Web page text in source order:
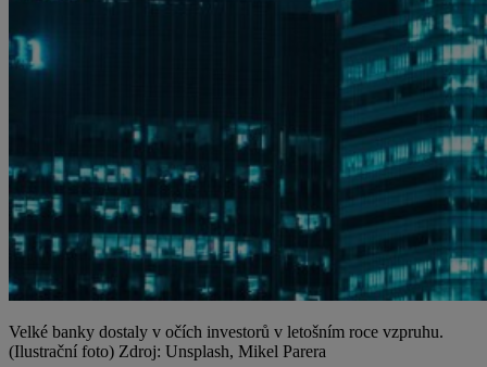
Velké banky dostaly v očích investorů v letošním roce vzpruhu.
(Ilustrační foto) Zdroj: Unsplash, Mikel Parera